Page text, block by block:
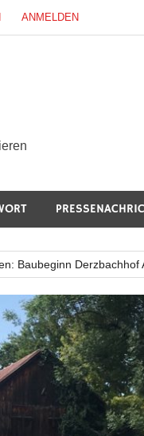
ANMELDEN
Baubeginn Derzbachhof